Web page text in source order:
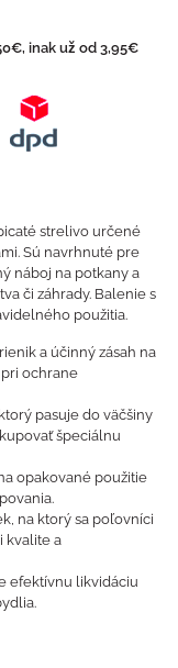
inak už od 3,95€
strelivo určené
Sú navrhnuté pre
náboj na potkany a
či záhrady. Balenie s
použitia.
a účinný zásah na
ochrane
pasuje do väčšiny
špeciálnu
opakované použitie
na ktorý sa poľovníci
kvalite a
efektívnu likvidáciu